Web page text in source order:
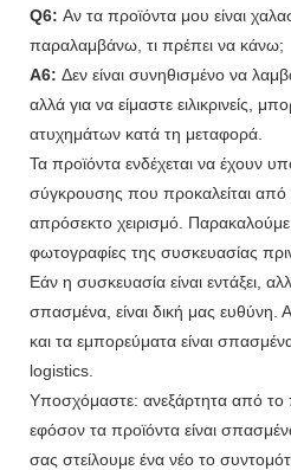
Q6: Αν τα προϊόντα μου είναι
παραλαμβάνω, τι πρέπει να κάνω;
A6: Δεν είναι συνηθισμένο να
αλλά για να είμαστε ειλικρινείς,
ατυχημάτων κατά τη μεταφορά.
Τα προϊόντα ενδέχεται να έχουν
σύγκρουσης που προκαλείται
απρόσεκτο χειρισμό. Παρακαλούμε
φωτογραφίες της συσκευασίας πριν
Εάν η συσκευασία είναι εντάξει,
σπασμένα, είναι δική μας ευθύνη.
και τα εμπορεύματα είναι
logistics.
Υποσχόμαστε: ανεξάρτητα από το
εφόσον τα προϊόντα είναι
σας στείλουμε ένα νέο το